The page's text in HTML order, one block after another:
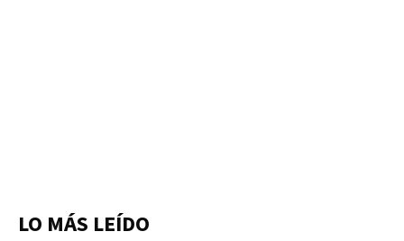
LO MÁS LEÍDO